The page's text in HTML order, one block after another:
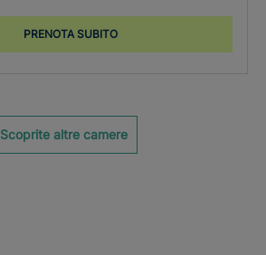
PRENOTA SUBITO
Scoprite altre camere